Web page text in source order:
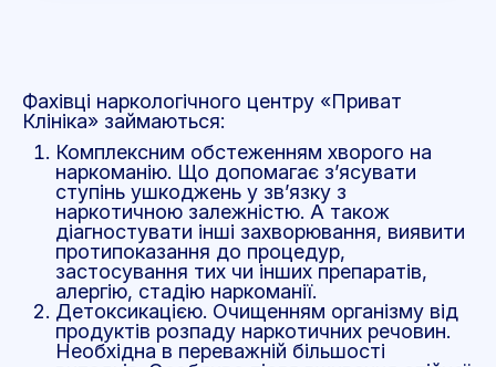
Фахівці наркологічного центру «Приват
Клініка» займаються:
Комплексним обстеженням хворого на
наркоманію. Що допомагає з’ясувати
ступінь ушкоджень у зв’язку з
наркотичною залежністю. А також
діагностувати інші захворювання, виявити
протипоказання до процедур,
застосування тих чи інших препаратів,
алергію, стадію наркоманії.
Детоксикацією. Очищенням організму від
продуктів розпаду наркотичних речовин.
Необхідна в переважній більшості